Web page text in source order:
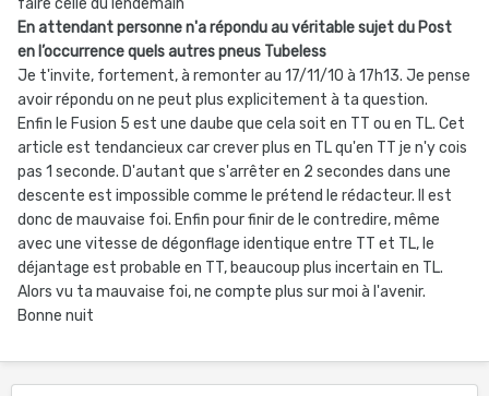
faire celle du lendemain
En attendant personne n'a répondu au véritable sujet du Post
en l’occurrence quels autres pneus Tubeless
Je t'invite, fortement, à remonter au 17/11/10 à 17h13. Je pense
avoir répondu on ne peut plus explicitement à ta question.
Enfin le Fusion 5 est une daube que cela soit en TT ou en TL. Cet
article est tendancieux car crever plus en TL qu'en TT je n'y cois
pas 1 seconde. D'autant que s'arrêter en 2 secondes dans une
descente est impossible comme le prétend le rédacteur. Il est
donc de mauvaise foi. Enfin pour finir de le contredire, même
avec une vitesse de dégonflage identique entre TT et TL, le
déjantage est probable en TT, beaucoup plus incertain en TL.
Alors vu ta mauvaise foi, ne compte plus sur moi à l'avenir.
Bonne nuit